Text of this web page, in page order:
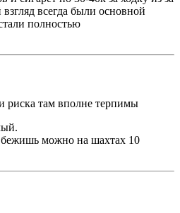
всегда были основной
полностью
риска там вполне терпимы
бежишь можно на шахтах 10